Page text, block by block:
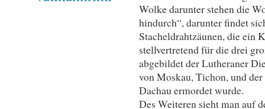
Wolke darunter stehen die
hindurch“, darunter findet
Stacheldrahtzäunen, die ein
stellvertretend für die drei
abgebildet der Lutheraner
von Moskau, Tichon, und
Dachau ermordet wurde.
Des Weiteren sieht man auf